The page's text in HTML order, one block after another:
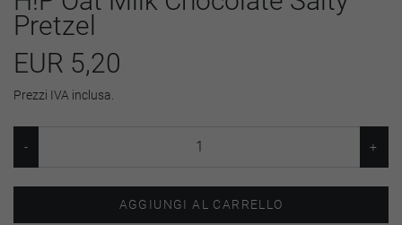
Pretzel
EUR 5,20
Prezzi IVA inclusa.
AGGIUNGI AL CARRELLO